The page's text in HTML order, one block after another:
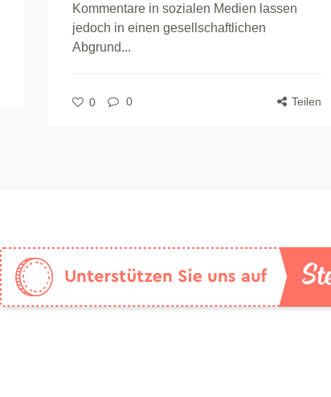
Kommentare in sozialen Medien lassen
jedoch in einen gesellschaftlichen
Abgrund...
0 0 Teilen